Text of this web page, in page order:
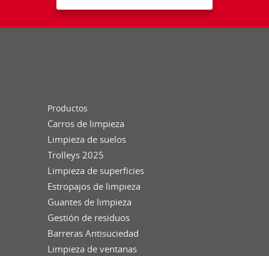
Productos
Carros de limpieza
Limpieza de suelos
Trolleys 2025
Limpieza de superficies
Estropajos de limpieza
Guantes de limpieza
Gestión de residuos
Barreras Antisuciedad
Limpieza de ventanas